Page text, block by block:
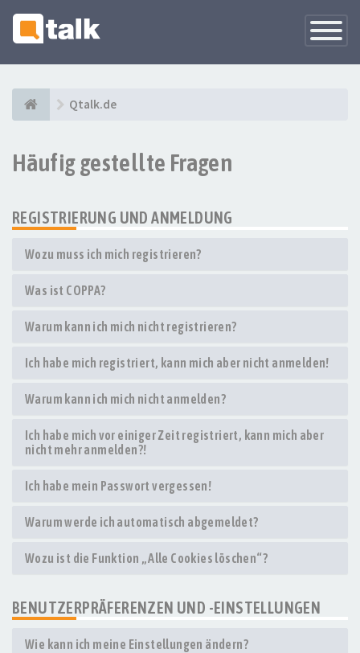
Qtalk.de
Häufig gestellte Fragen
REGISTRIERUNG UND ANMELDUNG
Wozu muss ich mich registrieren?
Was ist COPPA?
Warum kann ich mich nicht registrieren?
Ich habe mich registriert, kann mich aber nicht anmelden!
Warum kann ich mich nicht anmelden?
Ich habe mich vor einiger Zeit registriert, kann mich aber
nicht mehr anmelden?!
Ich habe mein Passwort vergessen!
Warum werde ich automatisch abgemeldet?
Wozu ist die Funktion „Alle Cookies löschen“?
BENUTZERPRÄFERENZEN UND -EINSTELLUNGEN
Wie kann ich meine Einstellungen ändern?